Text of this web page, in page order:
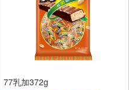
77乳加372g